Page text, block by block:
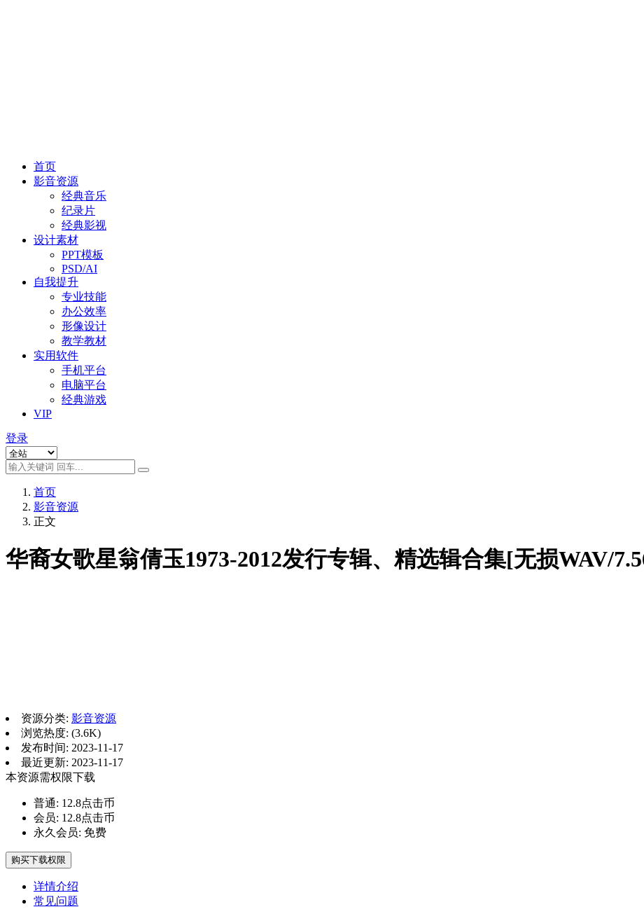
首页
影音资源
经典音乐
纪录片
经典影视
设计素材
PPT模板
PSD/AI
自我提升
专业技能
办公效率
形像设计
教学教材
实用软件
手机平台
电脑平台
经典游戏
VIP
登录
首页
影音资源
正文
华裔女歌星翁倩玉1973-2012发行专辑、精选辑合集[无损WAV/
资源分类: 影音资源
浏览热度: (3.6K)
发布时间: 2023-11-17
最近更新: 2023-11-17
本资源需权限下载
普通: 12.8点击币
会员: 12.8点击币
永久会员: 免费
购买下载权限
详情介绍
常见问题